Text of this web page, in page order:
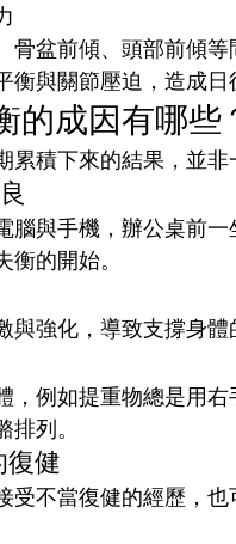
骨盆前傾、頭部前傾
衡與關節壓迫，造成
的成因有哪些
累積下來的結果，並
腦與手機，辦公桌前
的開始。
與強化，導致支撐身
，例如提重物總是用
列。
復健
受不當復健的經歷，